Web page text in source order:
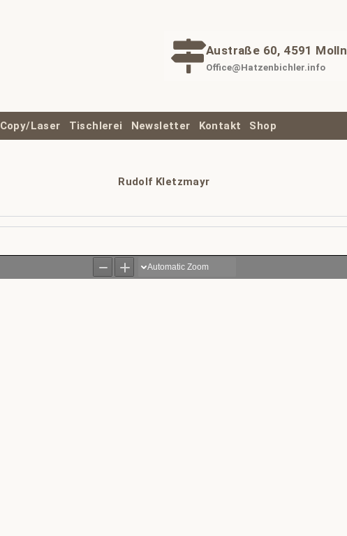
Austraße 60, 4591 Molln
Office@Hatzenbichler.info
Copy/Laser Tischlerei Newsletter Kontakt Shop
Rudolf Kletzmayr